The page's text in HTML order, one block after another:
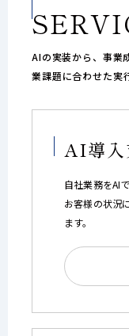
AIの実装から、事業
業課題に合わせた実
AI導入
自社業務をAI
お客様の状況
ます。